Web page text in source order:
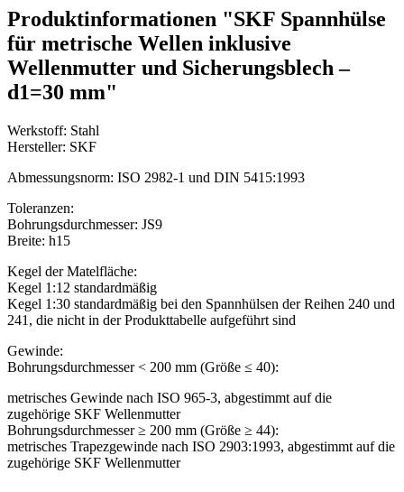
Produktinformationen "SKF Spannhülse
für metrische Wellen inklusive
Wellenmutter und Sicherungsblech –
d1=30 mm"
Werkstoff: Stahl
Hersteller: SKF
Abmessungsnorm: ISO 2982-1 und DIN 5415:1993
Toleranzen:
Bohrungsdurchmesser: JS9
Breite: h15
Kegel der Matelfläche:
Kegel 1:12 standardmäßig
Kegel 1:30 standardmäßig bei den Spannhülsen der Reihen 240 und
241, die nicht in der Produkttabelle aufgeführt sind
Gewinde:
Bohrungsdurchmesser < 200 mm (Größe ≤ 40):
metrisches Gewinde nach ISO 965-3, abgestimmt auf die
zugehörige SKF Wellenmutter
Bohrungsdurchmesser ≥ 200 mm (Größe ≥ 44):
metrisches Trapezgewinde nach ISO 2903:1993, abgestimmt auf die
zugehörige SKF Wellenmutter